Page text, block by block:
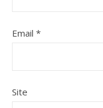
Email *
Site